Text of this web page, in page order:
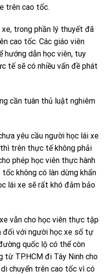
trên cao tốc.
xe, trong phần lý thuyết đã
cao tốc. Các giáo viên
hướng dẫn học viên, tuy
tế sẽ có nhiều vấn đề phát
cần tuân thủ luật nghiêm
yêu cầu người học lái xe
trên thực tế không phải
phép học viên thực hành
không có làn dừng khẩn
lái xe sẽ rất khó đảm bảo
vẫn cho học viên thực tập
đối với người học xe số tự
quốc lộ có thể còn
từ TP.HCM đi Tây Ninh cho
chuyển trên cao tốc vì có